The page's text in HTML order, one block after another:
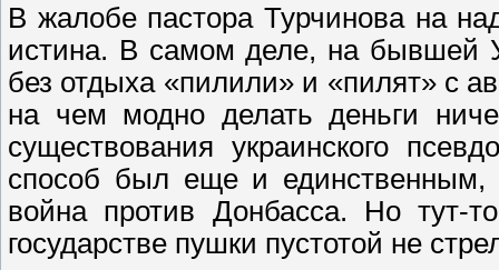
В жалобе пастора Турчинова на
истина. В самом деле, на бывшей
без отдыха «пилили» и «пилят» с
на чем модно делать деньги
существования украинского
способ был еще и
война против Донбасса. Но тут-
государстве пушки пустотой не